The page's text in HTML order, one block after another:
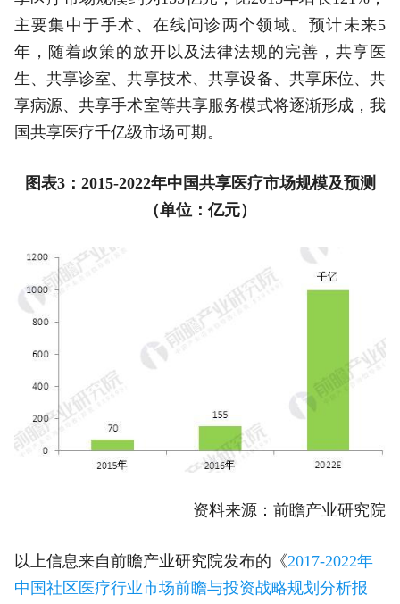
主要集中于手术、在线问诊两个领域。预计未来5
年，随着政策的放开以及法律法规的完善，共享医
生、共享诊室、共享技术、共享设备、共享床位、共
享病源、共享手术室等共享服务模式将逐渐形成，我
国共享医疗千亿级市场可期。
图表3：2015-2022年中国共享医疗市场规模及预测
（单位：亿元）
资料来源：前瞻产业研究院
以上信息来自前瞻产业研究院发布的《2017-2022年
中国社区医疗行业市场前瞻与投资战略规划分析报